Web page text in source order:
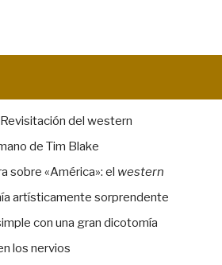
del western
de Tim Blake
sobre «América»: el western
artísticamente sorprendente
con una gran dicotomía
los nervios